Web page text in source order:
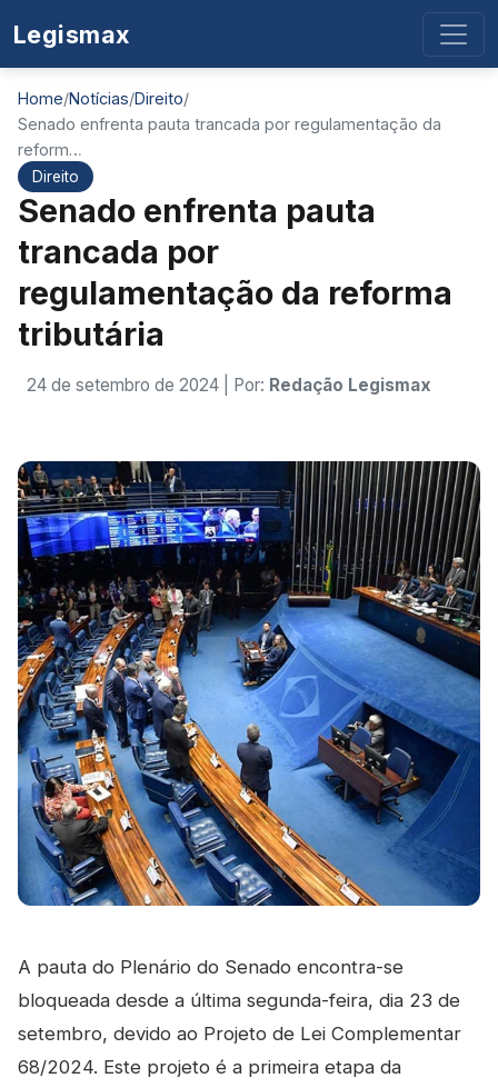
Legismax
Home/Notícias/Direito/
Senado enfrenta pauta trancada por regulamentação da
reform…
Direito
Senado enfrenta pauta
trancada por
regulamentação da reforma
tributária
24 de setembro de 2024 | Por: Redação Legismax
A pauta do Plenário do Senado encontra-se
bloqueada desde a última segunda-feira, dia 23 de
setembro, devido ao Projeto de Lei Complementar
68/2024. Este projeto é a primeira etapa da